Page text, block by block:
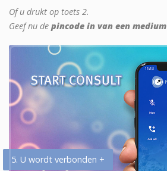
Of u drukt op toets 2.
Geef nu de pincode in van een medium
5. U wordt verbonden +